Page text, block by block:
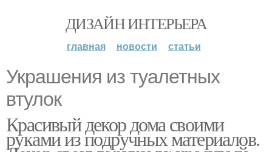
ДИЗАЙН ИНТЕРЬЕРА
главная новости статьи
Украшения из туалетных
втулок
Красивый декор дома своими
руками из подручных материалов.